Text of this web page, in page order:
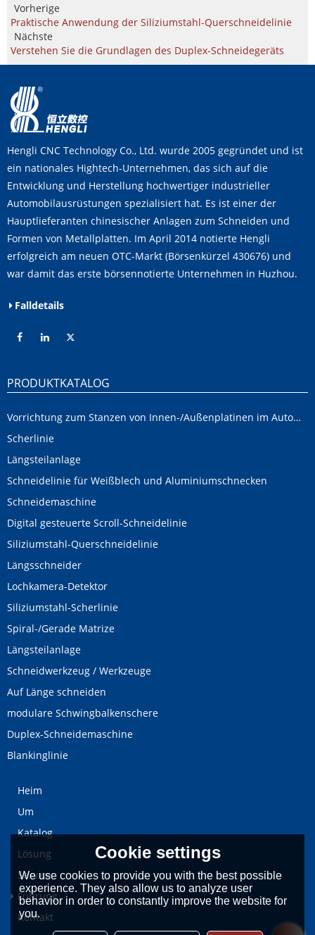
Vorherige
Praktische Anwendung der Siliziumstahl-Querschneidelinie
Nächste
Verstehen Sie die Grundlagen des Duplex-Schneidegeräts
Hengli CNC Technology Co., Ltd. wurde 2005 gegründet und ist
ein nationales Hightech-Unternehmen, das sich auf die
Entwicklung und Herstellung hochwertiger industrieller
Automobilausrüstungen spezialisiert hat. Es ist einer der
Hauptlieferanten chinesischer Anlagen zum Schneiden und
Formen von Metallplatten. Im April 2014 notierte Hengli
erfolgreich am neuen OTC-Markt (Börsenkürzel 430676) und
war damit das erste börsennotierte Unternehmen in Huzhou.
Falldetails
PRODUKTKATALOG
Vorrichtung zum Stanzen von Innen-/Außenplatinen im Automobilbereich
Scherlinie
Längsteilanlage
Schneidelinie für Weißblech und Aluminiumschnecken
Schneidemaschine
Digital gesteuerte Scroll-Schneidelinie
Siliziumstahl-Querschneidelinie
Längsschneider
Lochkamera-Detektor
Siliziumstahl-Scherlinie
Spiral-/Gerade Matrize
Längsteilanlage
Schneidwerkzeug / Werkzeuge
Auf Länge schneiden
modulare Schwingbalkenschere
Duplex-Schneidemaschine
Blankinglinie
Heim
Um
Katalog
Lösung
Service
Führung
Kontakt
Cookie settings
We use cookies to provide you with the best possible
experience. They also allow us to analyze user
behavior in order to constantly improve the website for
you.